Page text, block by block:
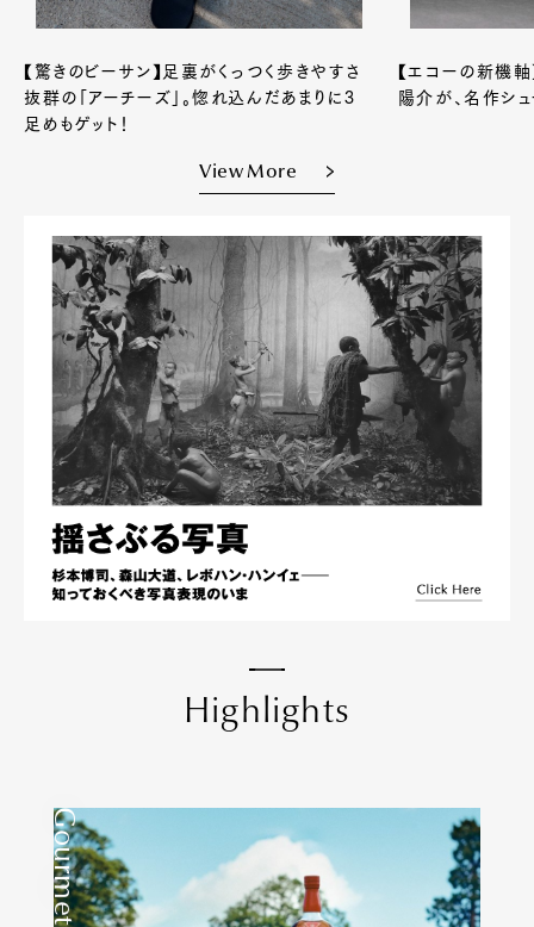
【驚きのビーサン】足裏がくっつく歩きやすさ
抜群の「アーチーズ」。惚れ込んだあまりに3
足めもゲット！
【エコーの新機軸
陽介が、名作シ
View More
Highlights
Gourmet